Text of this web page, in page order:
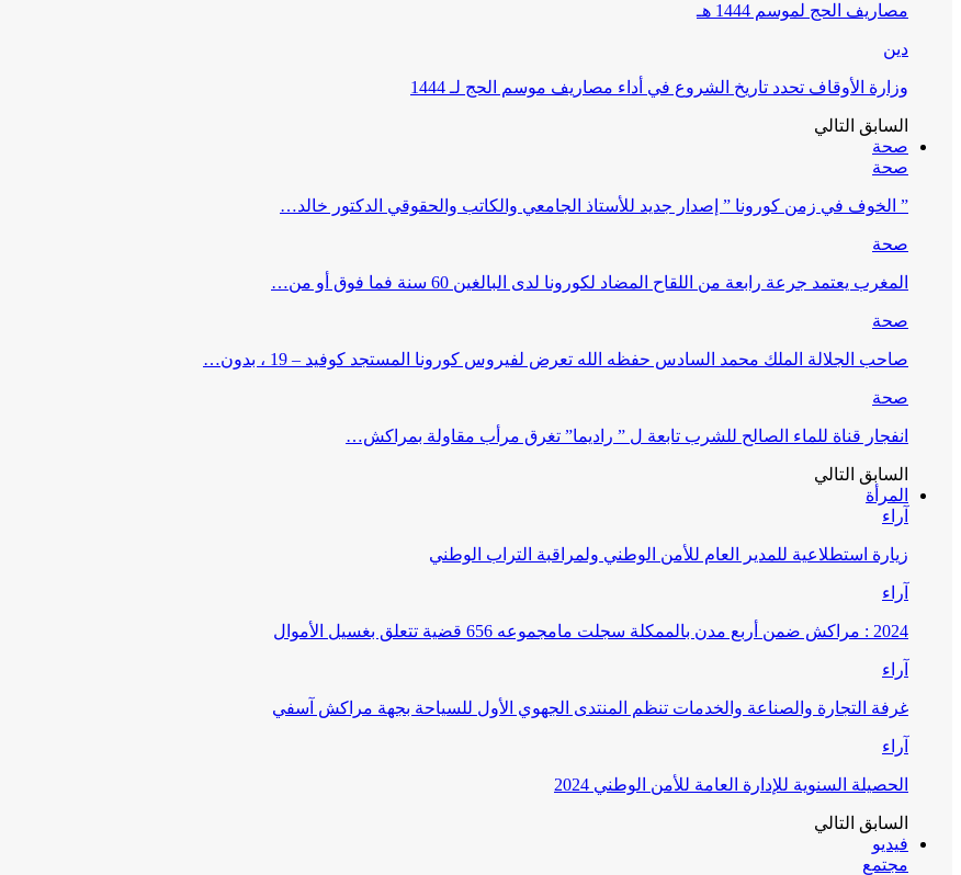
مصاريف الحج لموسم 1444 هـ
دين
وزارة الأوقاف تحدد تاريخ الشروع في أداء مصاريف موسم الحج لـ 1444
السابق التالي
صحة
صحة
” الخوف في زمن كورونا ” إصدار جديد للأستاذ الجامعي والكاتب والحقوقي الدكتور خالد…
صحة
المغرب يعتمد جرعة رابعة من اللقاح المضاد لكورونا لدى البالغين 60 سنة فما فوق أو من…
صحة
صاحب الجلالة الملك محمد السادس حفظه الله تعرض لفيروس كورونا المستجد كوفيد – 19 ، بدون…
صحة
انفجار قناة للماء الصالح للشرب تابعة ل ” راديما” تغرق مرأب مقاولة بمراكش…
السابق التالي
المرأة
آراء
زيارة استطلاعية للمدير العام للأمن الوطني ولمراقبة التراب الوطني
آراء
2024 : مراكش ضمن أربع مدن بالممكلة سجلت مامجموعه 656 قضية تتعلق بغسيل الأموال
آراء
غرفة التجارة والصناعة والخدمات تنظم المنتدى الجهوي الأول للسياحة بجهة مراكش آسفي
آراء
الحصيلة السنوية للإدارة العامة للأمن الوطني 2024
السابق التالي
فيديو
مجتمع